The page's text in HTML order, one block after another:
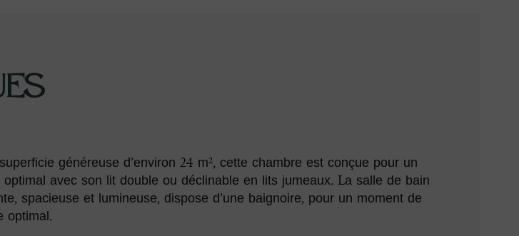
généreuse d’environ 24 m², cette chambre est conçue pour un
optimal avec son lit double ou déclinable en lits jumeaux. La salle de bain
spacieuse et lumineuse, dispose d’une baignoire, pour un moment de
optimal.